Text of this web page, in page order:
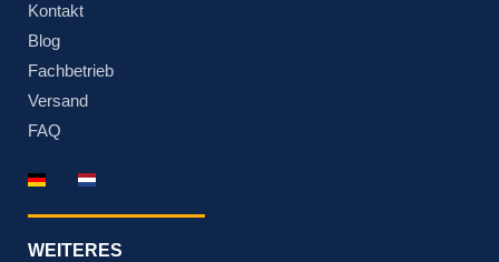
Kontakt
Blog
Fachbetrieb
Versand
FAQ
WEITERES